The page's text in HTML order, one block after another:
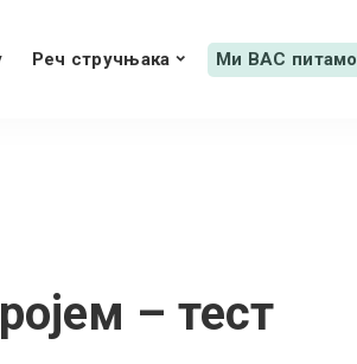
Реч стручњака Ми ВАС питамо
– тест